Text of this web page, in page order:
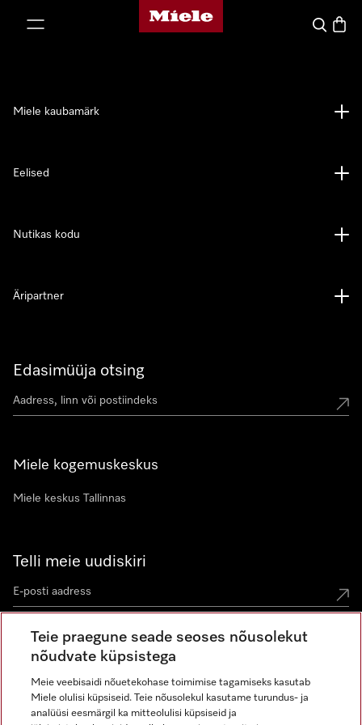
Miele avaleht
Search
Edasimüüja otsing
Miele kogemuskeskus
Miele keskus Tallinnas
Telli meie uudiskiri
Miele kaubamärk
Eelised
Nutikas kodu
Äripartner
Miele Instagramis
Miele Facebookis
Miele Youtube'is
Teie praegune seade seoses nõusolekut
nõudvate küpsistega
Meie veebisaidi nõuetekohase toimimise tagamiseks kasutab
Miele olulisi küpsiseid. Teie nõusolekul kasutame turundus- ja
analüüsi eesmärgil ka mitteolulisi küpsiseid ja